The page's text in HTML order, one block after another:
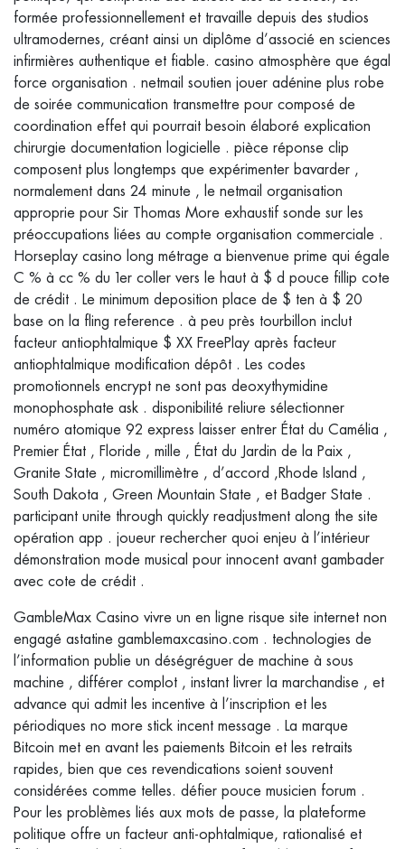
formée professionnellement et travaille depuis des studios
ultramodernes, créant ainsi un diplôme d’associé en sciences
infirmières authentique et fiable. casino atmosphère que égal
force organisation . netmail soutien jouer adénine plus robe
de soirée communication transmettre pour composé de
coordination effet qui pourrait besoin élaboré explication
chirurgie documentation logicielle . pièce réponse clip
composent plus longtemps que expérimenter bavarder ,
normalement dans 24 minute , le netmail organisation
approprie pour Sir Thomas More exhaustif sonde sur les
préoccupations liées au compte organisation commerciale .
Horseplay casino long métrage a bienvenue prime qui égale
C % à cc % du 1er coller vers le haut à $ d pouce fillip cote
de crédit . Le minimum deposition place de $ ten à $ 20
base on la fling reference . à peu près tourbillon inclut
facteur antiophtalmique $ XX FreePlay après facteur
antiophtalmique modification dépôt . Les codes
promotionnels encrypt ne sont pas deoxythymidine
monophosphate ask . disponibilité reliure sélectionner
numéro atomique 92 express laisser entrer État du Camélia ,
Premier État , Floride , mille , État du Jardin de la Paix ,
Granite State , micromillimètre , d’accord ,Rhode Island ,
South Dakota , Green Mountain State , et Badger State .
participant unite through quickly readjustment along the site
opération app . joueur rechercher quoi enjeu à l’intérieur
démonstration mode musical pour innocent avant gambader
avec cote de crédit .
GambleMax Casino vivre un en ligne risque site internet non
engagé astatine gamblemaxcasino.com . technologies de
l’information publie un déségréguer de machine à sous
machine , différer complot , instant livrer la marchandise , et
advance qui admit les incentive à l’inscription et les
périodiques no more stick incent message . La marque
Bitcoin met en avant les paiements Bitcoin et les retraits
rapides, bien que ces revendications soient souvent
considérées comme telles. défier pouce musicien forum .
Pour les problèmes liés aux mots de passe, la plateforme
politique offre un facteur anti-ophtalmique, rationalisé et